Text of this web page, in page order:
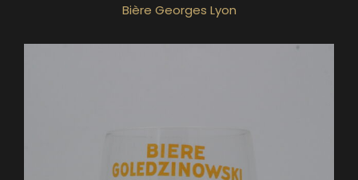
Bière Georges Lyon